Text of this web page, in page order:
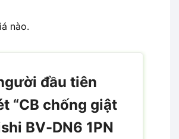
nào.
đầu tiên
“CB chống giật
BV-DN6 1PN